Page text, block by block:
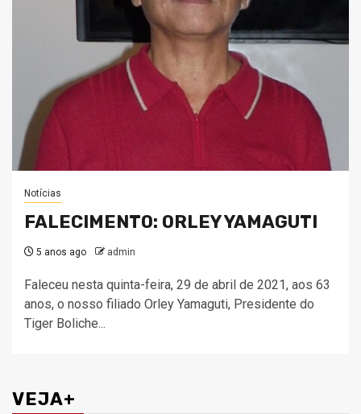
Notícias
FALECIMENTO: ORLEY YAMAGUTI
5 anos ago admin
Faleceu nesta quinta-feira, 29 de abril de 2021, aos 63
anos, o nosso filiado Orley Yamaguti, Presidente do
Tiger Boliche...
VEJA+